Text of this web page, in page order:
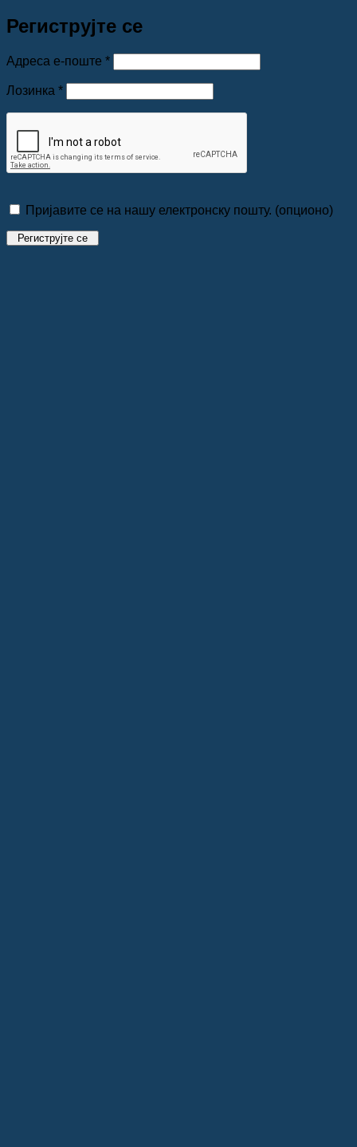
Региструјте се
Адреса е-поште *Обавезно
Лозинка *Обавезно
Пријавите се на нашу електронску пошту. (опционо)
Региструјте се